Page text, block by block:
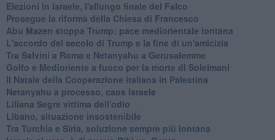
Elezioni in Israele, l'allungo finale del Falco
Prosegue la riforma della Chiesa di Francesco
Abu Mazen stoppa Trump: pace mediorientale lontana
L'accordo del secolo di Trump e la fine di un'amicizia
Tra Salvini a Roma e Netanyahu a Gerusalemme
Golfo e Medioriente a fuoco per la morte di Soleimani
Il Natale della Cooperazione italiana in Palestina
Netanyahu a processo, caos Israele
Liliana Segre vittima dell'odio
Libano, situazione insostenibile
Tra Turchia e Siria, soluzione sempre più lontana